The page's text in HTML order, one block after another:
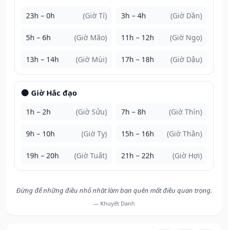
23h – 0h (Giờ Tí) 3h – 4h (Giờ Dần)
5h – 6h (Giờ Mão) 11h – 12h (Giờ Ngọ)
13h – 14h (Giờ Mùi) 17h – 18h (Giờ Dậu)
🌑 Giờ Hắc đạo
1h – 2h (Giờ Sửu) 7h – 8h (Giờ Thìn)
9h – 10h (Giờ Tỵ) 15h – 16h (Giờ Thân)
19h – 20h (Giờ Tuất) 21h – 22h (Giờ Hợi)
Đừng để những điều nhỏ nhặt làm bạn quên mất điều quan trọng.
— Khuyết Danh